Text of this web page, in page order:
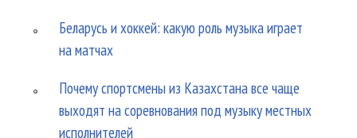
Беларусь и хоккей: какую роль музыка играет
на матчах
Почему спортсмены из Казахстана все чаще
выходят на соревнования под музыку местных
исполнителей